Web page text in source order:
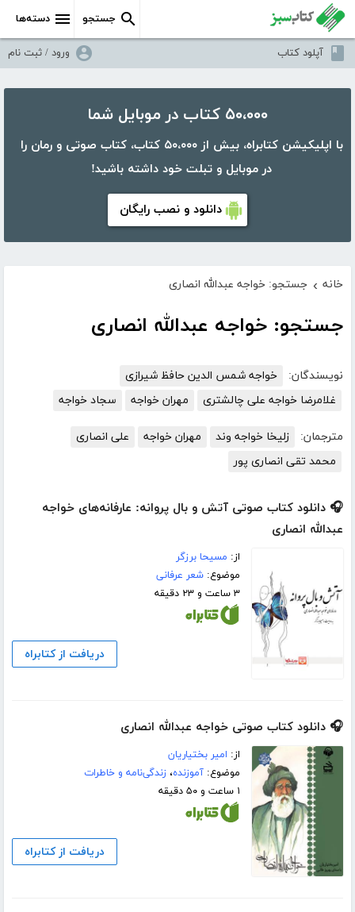
دسته‌ها جستجو
آپلود کتاب ورود / ثبت نام
۵۰،۰۰۰ کتاب در موبایل شما
با اپلیکیشن کتابراه، بیش از ۵۰،۰۰۰ کتاب، کتاب صوتی و رمان را
در موبایل و تبلت خود داشته باشید!
دانلود و نصب رایگان
خانه › جستجو: خواجه عبدالله انصاری
جستجو: خواجه عبدالله انصاری
نویسندگان:
خواجه شمس الدین حافظ شیرازی
غلامرضا خواجه علی چالشتری
مهران خواجه سجاد خواجه
مترجمان: زلیخا خواجه وند مهران خواجه
علی انصاری
محمد تقی انصاری پور
🎧 دانلود کتاب صوتی آتش و بال پروانه: عارفانه‌های خواجه
عبدالله انصاری
از: مسیحا برزگر
موضوع:شعر عرفانی
۳ ساعت و ۲۳ دقیقه
دریافت از کتابراه
🎧 دانلود کتاب صوتی خواجه عبدالله انصاری
از: امیر بختیاریان
موضوع:آموزنده،زندگی‌نامه و خاطرات
۱ ساعت و ۵۰ دقیقه
دریافت از کتابراه